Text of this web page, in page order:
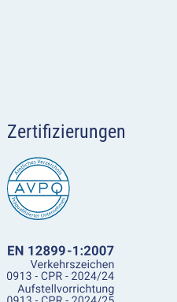
Zertifizierungen